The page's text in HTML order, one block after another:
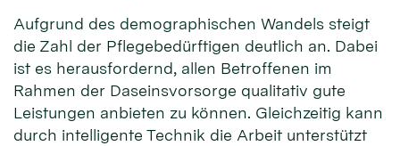
Aufgrund des demographischen Wandels steigt
die Zahl der Pflegebedürftigen deutlich an. Dabei
ist es herausfordernd, allen Betroffenen im
Rahmen der Daseinsvorsorge qualitativ gute
Leistungen anbieten zu können. Gleichzeitig kann
durch intelligente Technik die Arbeit unterstützt